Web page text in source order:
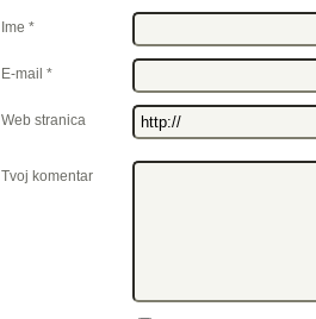
Ime *
E-mail *
Web stranica
Tvoj komentar